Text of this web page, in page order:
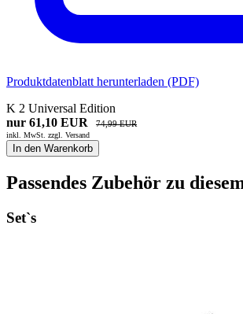
Produktdatenblatt herunterladen (PDF)
K 2 Universal Edition
nur 61,10 EUR
74,99 EUR
inkl. MwSt. zzgl. Versand
In den Warenkorb
Passendes Zubehör zu
Set`s